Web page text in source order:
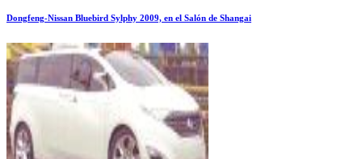
Dongfeng-Nissan Bluebird Sylphy 2009, en el Salón de Shangai